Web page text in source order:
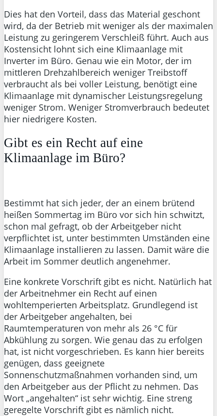
Dies hat den Vorteil, dass das Material geschont
wird, da der Betrieb mit weniger als der maximalen
Leistung zu geringerem Verschleiß führt. Auch aus
Kostensicht lohnt sich eine Klimaanlage mit
Inverter im Büro. Genau wie ein Motor, der im
mittleren Drehzahlbereich weniger Treibstoff
verbraucht als bei voller Leistung, benötigt eine
Klimaanlage mit dynamischer Leistungsregelung
weniger Strom. Weniger Stromverbrauch bedeutet
hier niedrigere Kosten.
Gibt es ein Recht auf eine
Klimaanlage im Büro?
Bestimmt hat sich jeder, der an einem brütend
heißen Sommertag im Büro vor sich hin schwitzt,
schon mal gefragt, ob der Arbeitgeber nicht
verpflichtet ist, unter bestimmten Umständen eine
Klimaanlage installieren zu lassen. Damit wäre die
Arbeit im Sommer deutlich angenehmer.
Eine konkrete Vorschrift gibt es nicht. Natürlich hat
der Arbeitnehmer ein Recht auf einen
wohltemperierten Arbeitsplatz. Grundlegend ist
der Arbeitgeber angehalten, bei
Raumtemperaturen von mehr als 26 °C für
Abkühlung zu sorgen. Wie genau das zu erfolgen
hat, ist nicht vorgeschrieben. Es kann hier bereits
genügen, dass geeignete
Sonnenschutzmaßnahmen vorhanden sind, um
den Arbeitgeber aus der Pflicht zu nehmen. Das
Wort „angehalten“ ist sehr wichtig. Eine streng
geregelte Vorschrift gibt es nämlich nicht.